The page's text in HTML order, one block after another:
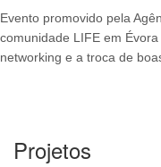
Evento promovido pela
comunidade LIFE em
networking e a troca de
Projetos